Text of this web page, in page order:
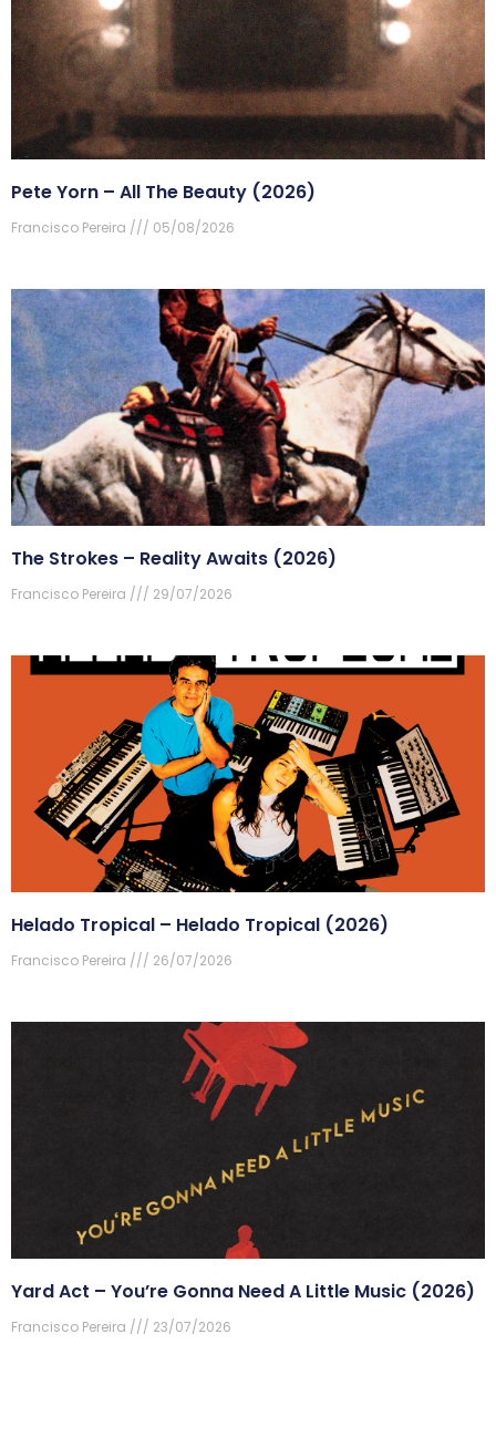
Pete Yorn – All The Beauty (2026)
Francisco Pereira 05/08/2026
The Strokes – Reality Awaits (2026)
Francisco Pereira 29/07/2026
Helado Tropical – Helado Tropical (2026)
Francisco Pereira 26/07/2026
Yard Act – You’re Gonna Need A Little Music (2026)
Francisco Pereira 23/07/2026